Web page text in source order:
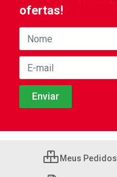
ofertas!
Meus Pedidos